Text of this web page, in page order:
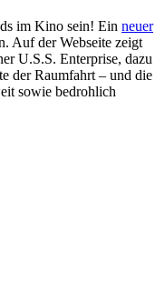
im Kino sein! Ein neuer
Auf der Webseite zeigt
U.S.S. Enterprise, dazu
der Raumfahrt – und die
sowie bedrohlich